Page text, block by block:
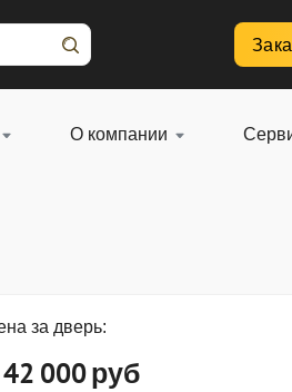
О компании
за дверь:
42 000руб